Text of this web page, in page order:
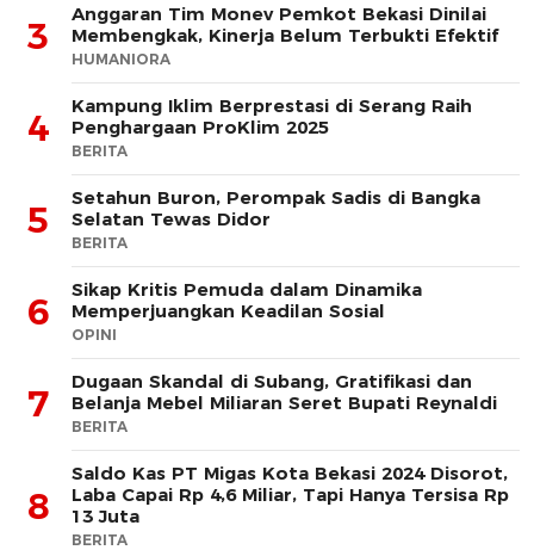
3
Anggaran Tim Monev Pemkot Bekasi Dinilai
Membengkak, Kinerja Belum Terbukti Efektif
HUMANIORA
4
Kampung Iklim Berprestasi di Serang Raih
Penghargaan ProKlim 2025
BERITA
5
Setahun Buron, Perompak Sadis di Bangka
Selatan Tewas Didor
BERITA
6
Sikap Kritis Pemuda dalam Dinamika
Memperjuangkan Keadilan Sosial
OPINI
7
Dugaan Skandal di Subang, Gratifikasi dan
Belanja Mebel Miliaran Seret Bupati Reynaldi
BERITA
8
Saldo Kas PT Migas Kota Bekasi 2024 Disorot,
Laba Capai Rp 4,6 Miliar, Tapi Hanya Tersisa Rp
13 Juta
BERITA